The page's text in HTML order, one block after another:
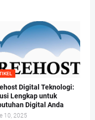
Digital Teknologi:
Lengkap untuk
Digital Anda
10, 2025